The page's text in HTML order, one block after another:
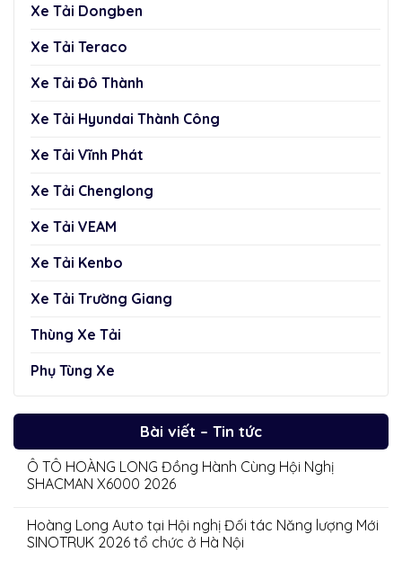
Xe Tải Dongben
Xe Tải Teraco
Xe Tải Đô Thành
Xe Tải Hyundai Thành Công
Xe Tải Vĩnh Phát
Xe Tải Chenglong
Xe Tải VEAM
Xe Tải Kenbo
Xe Tải Trường Giang
Thùng Xe Tải
Phụ Tùng Xe
Bài viết – Tin tức
Ô TÔ HOÀNG LONG Đồng Hành Cùng Hội Nghị
SHACMAN X6000 2026
Hoàng Long Auto tại Hội nghị Đối tác Năng lượng Mới
SINOTRUK 2026 tổ chức ở Hà Nội